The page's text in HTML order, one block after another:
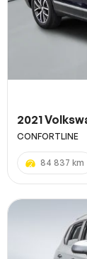
2021
CONFORTLINE
84 837 km